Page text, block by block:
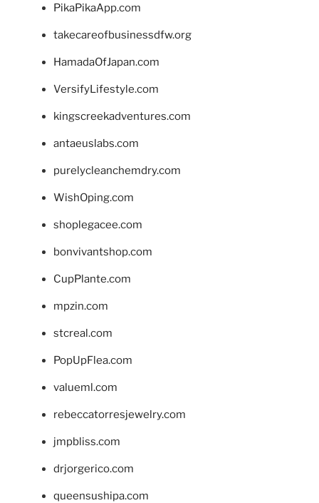
PikaPikaApp.com
takecareofbusinessdfw.org
HamadaOfJapan.com
VersifyLifestyle.com
kingscreekadventures.com
antaeuslabs.com
purelycleanchemdry.com
WishOping.com
shoplegacee.com
bonvivantshop.com
CupPlante.com
mpzin.com
stcreal.com
PopUpFlea.com
valueml.com
rebeccatorresjewelry.com
jmpbliss.com
drjorgerico.com
queensushipa.com